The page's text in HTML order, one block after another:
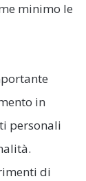
minimo le
in
personali
di